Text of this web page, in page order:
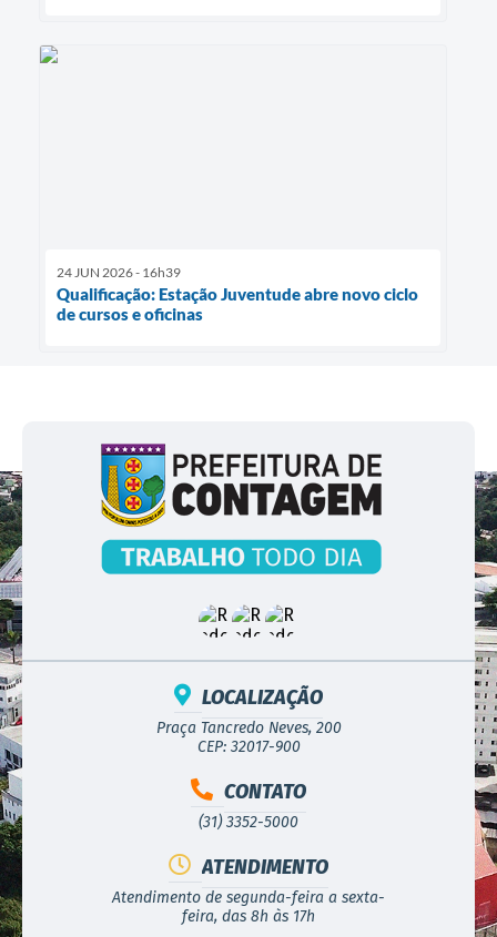
24 JUN 2026 - 16h39
Qualificação: Estação Juventude abre novo ciclo
de cursos e oficinas
LOCALIZAÇÃO
Praça Tancredo Neves, 200
CEP: 32017-900
CONTATO
(31) 3352-5000
ATENDIMENTO
Atendimento de segunda-feira a sexta-
feira, das 8h às 17h